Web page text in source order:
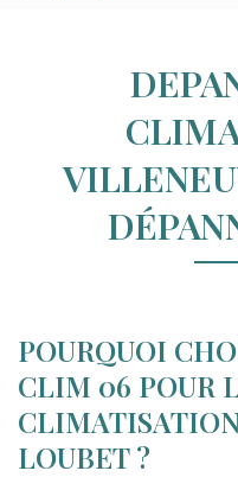
POURQUOI
CLIM 06 POUR
LOUBET ?